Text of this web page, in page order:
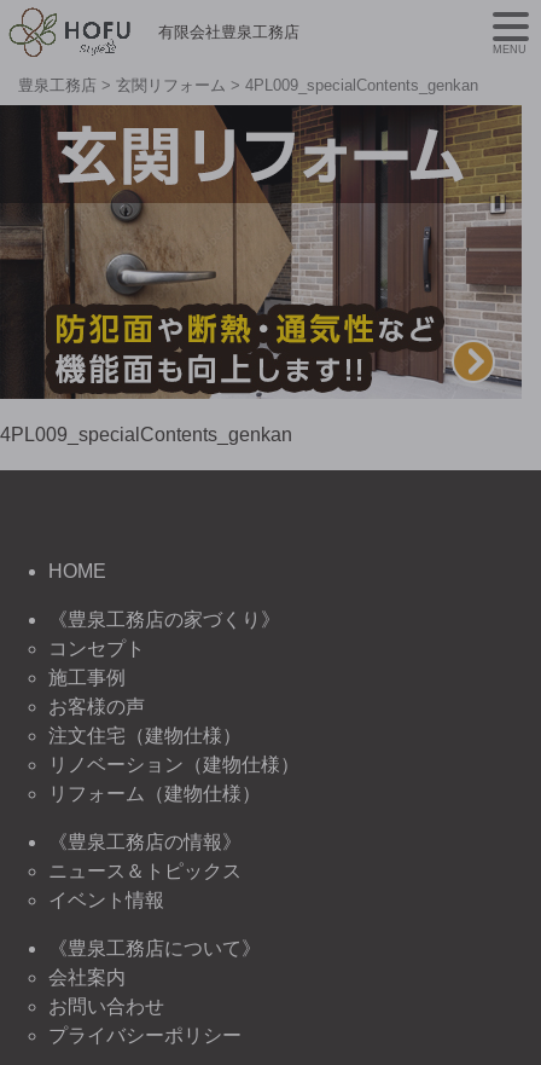
有限会社豊泉工務店
豊泉工務店 > 玄関リフォーム > 4PL009_specialContents_genkan
4PL009_specialContents_genkan
MENU
HOME
《豊泉工務店の家づくり》
コンセプト
施工事例
お客様の声
注文住宅（建物仕様）
リノベーション（建物仕様）
リフォーム（建物仕様）
《豊泉工務店の情報》
ニュース＆トピックス
イベント情報
《豊泉工務店について》
会社案内
お問い合わせ
プライバシーポリシー